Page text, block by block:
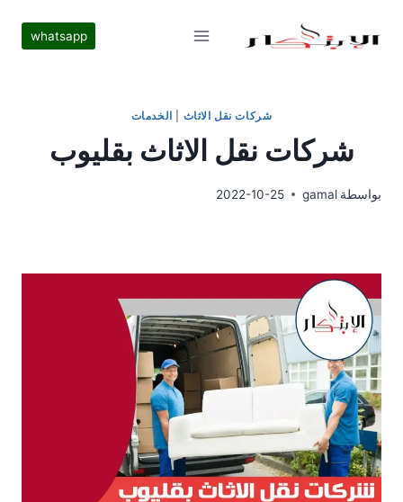
whatsapp
شركات نقل الاثاث الخدمات
شركات نقل الاثاث بقليوب
بواسطة gamal
2022-10-25